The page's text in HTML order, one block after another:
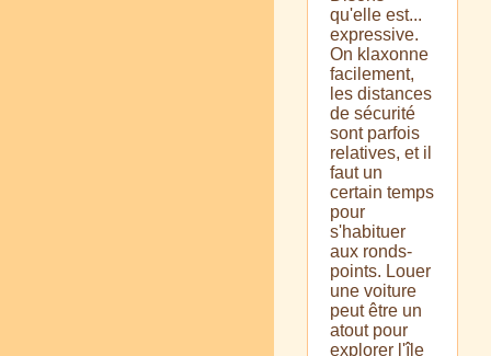
qu'elle est...
expressive.
On klaxonne
facilement,
les distances
de sécurité
sont parfois
relatives, et il
faut un
certain temps
pour
s'habituer
aux ronds-
points. Louer
une voiture
peut être un
atout pour
explorer l'île